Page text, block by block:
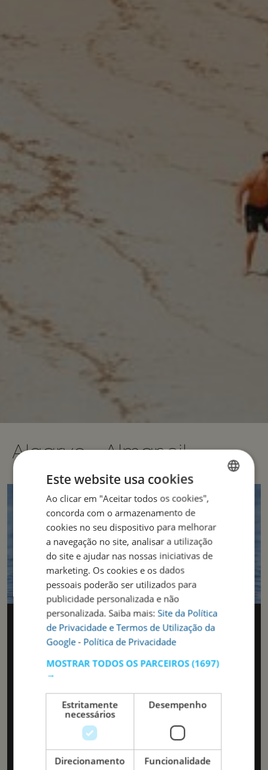
Algarve - Almancil
Tradição algarvia entre
sofisticação e natureza
No coração do chamado “Triângulo Dourado” do Algarve,
da Quinta do Lago, encontra-se Almancil, uma vila que
guarda em si uma alma algarvia genuína, mesmo com o
A poucos minutos de Faro e a escassos quilómetros das
praias mais emblemáticas da região, Almancil combina a
tranquilidade de uma pequena comunidade com a
ENGLISH
PORTUGUESE
Este website usa cookies
Ao clicar em "Aceitar todos os cookies",
concorda com o armazenamento de
cookies no seu dispositivo para melhorar
a navegação no site, analisar a utilização
do site e ajudar nas nossas iniciativas de
marketing. Os cookies e os dados
pessoais poderão ser utilizados para
publicidade personalizada e não
personalizada. Saiba mais: Site da Política
de Privacidade e Termos de Utilização da
Google- Política de Privacidade
MOSTRAR TODOS OS PARCEIROS (1697)
→
Estritamente
necessários
Desempenho
Direcionamento Funcionalidade